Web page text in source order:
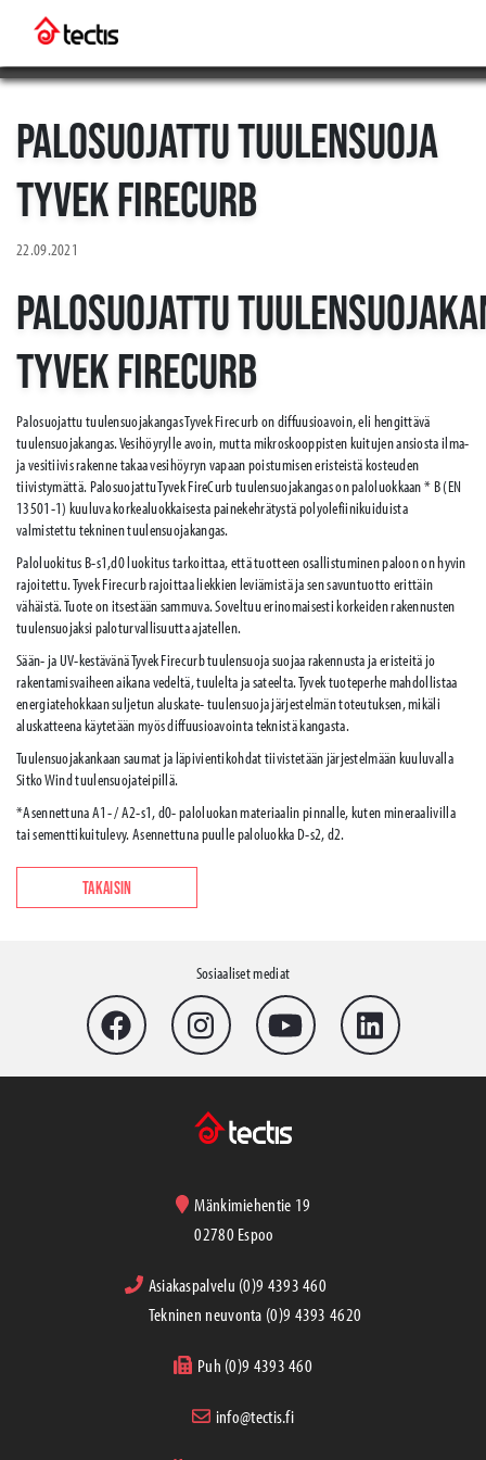
PALOSUOJATTU TUULENSUOJA
TYVEK FIRECURB
22.09.2021
PALOSUOJATTU
TYVEK FIRECURB
Palosuojattu tuulensuojakangas Tyvek Firecurb on diffuusioavoin, eli hengittävä
tuulensuojakangas. Vesihöyrylle avoin, mutta mikroskooppisten kuitujen ansiosta ilma-
ja vesitiivis rakenne takaa vesihöyryn vapaan poistumisen eristeistä kosteuden
tiivistymättä. Palosuojattu Tyvek FireCurb tuulensuojakangas on paloluokkaan * B (EN
13501-1) kuuluva korkealuokkaisesta painekehrätystä polyolefiinikuiduista
valmistettu tekninen tuulensuojakangas.
Paloluokitus B-s1,d0 luokitus tarkoittaa, että tuotteen osallistuminen paloon on hyvin
rajoitettu. Tyvek Firecurb rajoittaa liekkien leviämistä ja sen savuntuotto erittäin
vähäistä. Tuote on itsestään sammuva. Soveltuu erinomaisesti korkeiden rakennusten
tuulensuojaksi paloturvallisuutta ajatellen.
Sään- ja UV-kestävänä Tyvek Firecurb tuulensuoja suojaa rakennusta ja eristeitä jo
rakentamisvaiheen aikana vedeltä, tuulelta ja sateelta. Tyvek tuoteperhe mahdollistaa
energiatehokkaan suljetun aluskate- tuulensuoja järjestelmän toteutuksen, mikäli
aluskatteena käytetään myös diffuusioavointa teknistä kangasta.
Tuulensuojakankaan saumat ja läpivientikohdat tiivistetään järjestelmään kuuluvalla
Sitko Wind tuulensuojateipillä.
*Asennettuna A1- / A2-s1, d0- paloluokan materiaalin pinnalle, kuten mineraalivilla
tai sementtikuitulevy. Asennettuna puulle paloluokka D-s2, d2.
TAKAISIN
Sosiaaliset mediat
Mänkimiehentie 19
02780 Espoo
Asiakaspalvelu (0)9 4393 460
Tekninen neuvonta (0)9 4393 4620
Puh (0)9 4393 460
info@tectis.fi